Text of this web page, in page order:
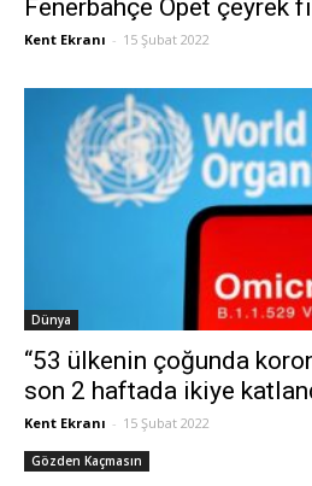
Fenerbahçe Opet çeyrek
Kent Ekranı - 15 Şubat 2022
Dünya
“53 ülkenin çoğunda
son 2 haftada ikiye
Kent Ekranı - 15 Şubat 2022
Gözden Kaçmasın